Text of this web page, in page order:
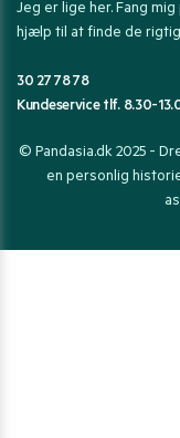
Jeg er lige her. Fang
hjælp til at finde de
30 27 78 78
Kundeservice tlf. 8.30-
© Pandasia.dk 2025 -
en personlig